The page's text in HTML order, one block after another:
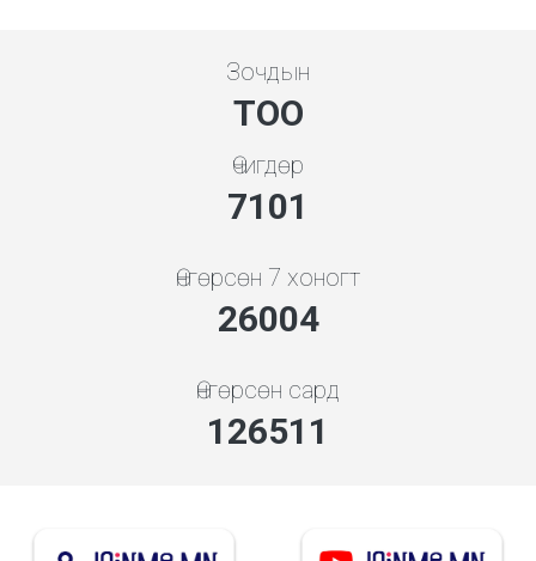
Зочдын
ТОО
Өчигдөр
7608
Өнгөрсөн 7 хоногт
30005
Өнгөрсөн сард
145974